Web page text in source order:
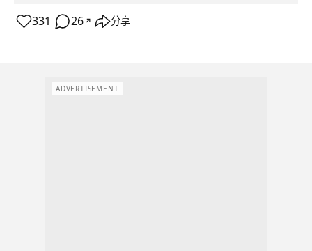
331 26 ↗ 分享
ADVERTISEMENT